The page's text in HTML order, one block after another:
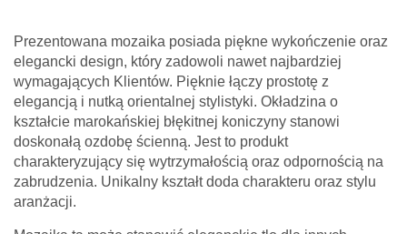
Prezentowana mozaika posiada piękne wykończenie oraz
elegancki design, który zadowoli nawet najbardziej
wymagających Klientów. Pięknie łączy prostotę z
elegancją i nutką orientalnej stylistyki. Okładzina o
kształcie marokańskiej błękitnej koniczyny stanowi
doskonałą ozdobę ścienną. Jest to produkt
charakteryzujący się wytrzymałością oraz odpornością na
zabrudzenia. Unikalny kształt doda charakteru oraz stylu
aranżacji.